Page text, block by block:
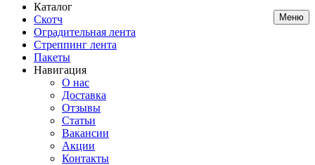
Меню
Каталог
Скотч
Оградительная лента
Стреппинг лента
Пакеты
Навигация
О нас
Доставка
Отзывы
Статьи
Вакансии
Акции
Контакты